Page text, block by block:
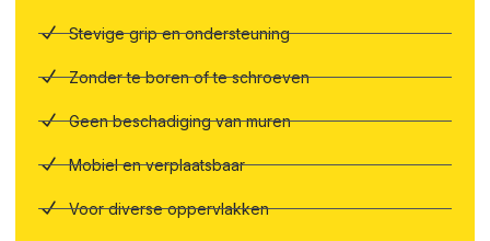
Stevige grip en ondersteuning
Zonder te boren of te schroeven
Geen beschadiging van muren
Mobiel en verplaatsbaar
Voor diverse oppervlakken